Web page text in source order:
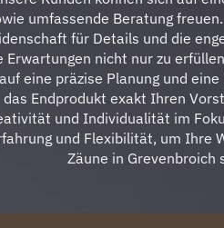
umfassende Beratung
für Details und die
Erwartungen nicht nur zu
eine präzise Planung und
das Endprodukt exakt Ihren
und Individualität im
und Flexibilität, um Ihre
Zäune in Grevenbroich